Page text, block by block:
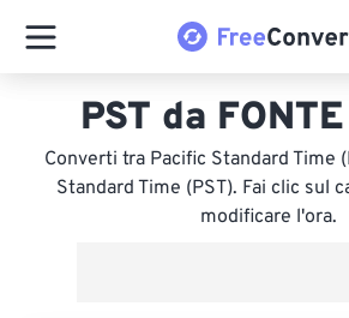
PST da
Converti tra Pacific Standard Time
Standard Time (PST). Fai clic sul
modificare l'ora.